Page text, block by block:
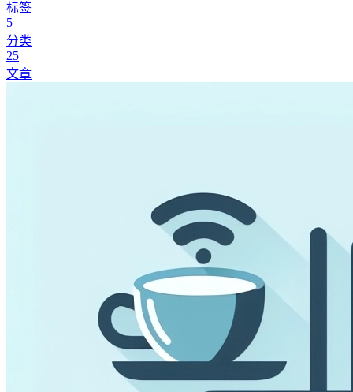
标签
5
分类
25
文章